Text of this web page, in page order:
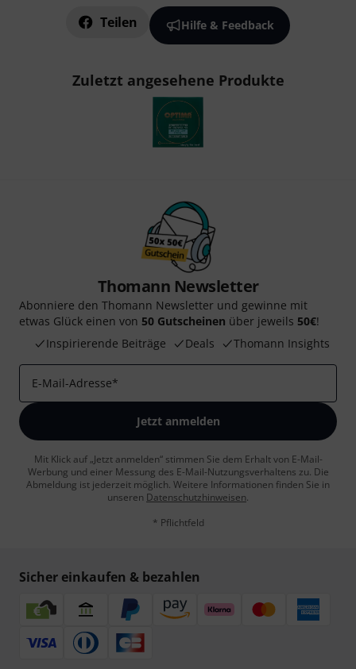
Teilen Hilfe & Feedback
Zuletzt angesehene Produkte
Thomann Newsletter
Abonniere den Thomann Newsletter und gewinne mit
etwas Glück einen von 50 Gutscheinen über jeweils 50€!
Inspirierende Beiträge
Deals Thomann Insights
E-Mail-Adresse*
Jetzt anmelden
Mit Klick auf „Jetzt anmelden“ stimmen Sie dem Erhalt von E-Mail-
Werbung und einer Messung des E-Mail-Nutzungsverhaltens zu. Die
Abmeldung ist jederzeit möglich. Weitere Informationen finden Sie in
unseren Datenschutzhinweisen.
* Pflichtfeld
Sicher einkaufen & bezahlen